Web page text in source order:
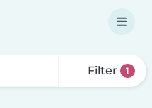
Filter 1